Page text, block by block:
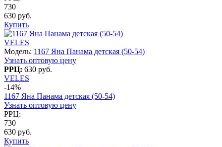
730
630 руб.
Купить
VELES
Модель: 1167 Яна Панама детская (50-54)
Узнать оптовую цену
РРЦ: 630 руб.
VELES
-14%
1167 Яна Панама детская (50-54)
Узнать оптовую цену
РРЦ:
730
630 руб.
Купить